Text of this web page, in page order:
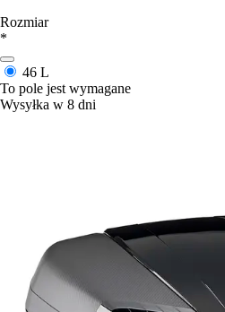
Rozmiar
*
46 L
To pole jest wymagane
Wysyłka w 8 dni